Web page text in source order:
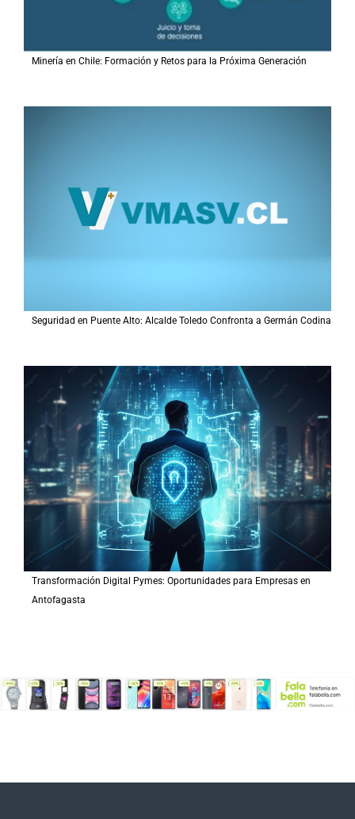
Minería en Chile: Formación y Retos para la Próxima Generación
Seguridad en Puente Alto: Alcalde Toledo Confronta a Germán Codina
Transformación Digital Pymes: Oportunidades para Empresas en
Antofagasta